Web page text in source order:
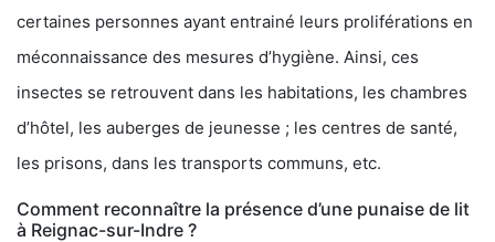
certaines personnes ayant entrainé leurs proliférations en
méconnaissance des mesures d’hygiène. Ainsi, ces
insectes se retrouvent dans les habitations, les chambres
d’hôtel, les auberges de jeunesse ; les centres de santé,
les prisons, dans les transports communs, etc.
Comment reconnaître la présence d’une punaise de lit
à Reignac-sur-Indre ?